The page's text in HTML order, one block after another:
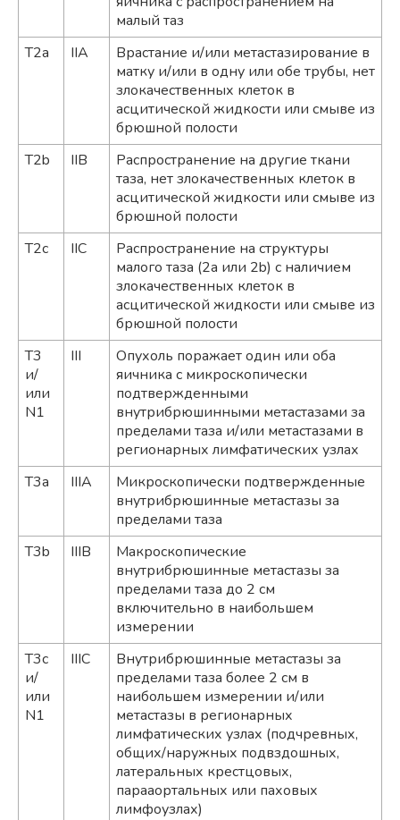
малый таз
T2a
IIA
Врастание и/или метастазирование в
матку и/или в одну или обе трубы, нет
злокачественных клеток в
асцитической жидкости или смыве из
брюшной полости
T2b
IIB
Распространение на другие ткани
таза, нет злокачественных клеток в
асцитической жидкости или смыве из
брюшной полости
T2c
IIC
Распространение на структуры
малого таза (2а или 2b) с наличием
злокачественных клеток в
асцитической жидкости или смыве из
брюшной полости
T3
и/
или
N1
III
Опухоль поражает один или оба
яичника с микроскопически
подтвержденными
внутрибрюшинными метастазами за
пределами таза и/или метастазами в
регионарных лимфатических узлах
T3a
IIIA
Микроскопически подтвержденные
внутрибрюшинные метастазы за
пределами таза
T3b
IIIB
Макроскопические
внутрибрюшинные метастазы за
пределами таза до 2 см
включительно в наибольшем
измерении
T3с
и/
или
N1
IIIС
Внутрибрюшинные метастазы за
пределами таза более 2 см в
наибольшем измерении и/или
метастазы в регионарных
лимфатических узлах (подчревных,
общих/наружных подвздошных,
латеральных крестцовых,
парааортальных или паховых
лимфоузлах)